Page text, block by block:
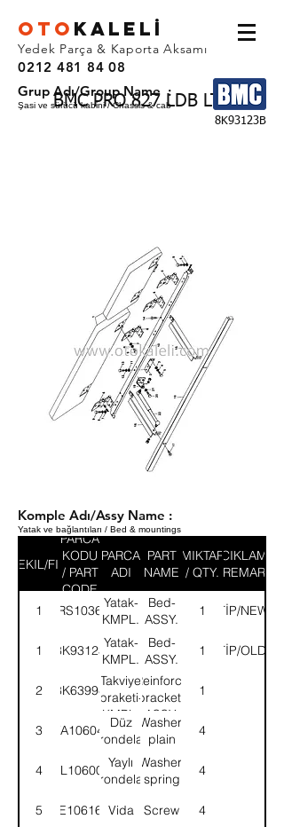
OTO KALEL İ
Yedek Parça & Kaporta Aksamı
0212 481 84 08
BMC PRO 827 LDB LTB
Grup Adı/Group Name :
Şasi ve sürücü kabini / Chassis & cab
8K93123B
Komple Adı/Assy Name :
Yatak ve bağlantıları / Bed & mountings
SEKIL/FIG
PARCA
KODU
/ PART
CODE
PARCA
ADI
PART
NAME
MIKTAR
/ QTY.
ACIKLAMA
/ REMARK
1 58RS103635
Yatak-
KMPL.
Bed-
ASSY.
1
YENİTİP/
1 8K93123
Yatak-
KMPL.
Bed-
ASSY.
1
ESKİTİP/
2 8K63994
Takviye
braketi-
KMPL.
Reinforce
bracket-
ASSY.
1
3 WA106041
Düz
rondela
Washer,
plain
4
4 WL106002
Yaylı
rondela
Washer,
spring
4
5 SE106164Vida Screw 4